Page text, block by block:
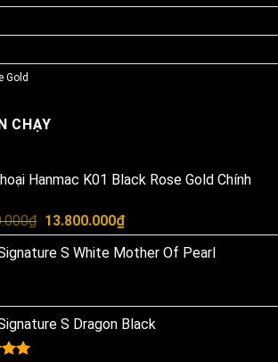
Gold
CHẠY
Hanmac K01 Black Rose Gold Chính
₫ Original
price
was:
13.800.000₫Current
price
is:
S White Mother Of Pearl
S Dragon Black